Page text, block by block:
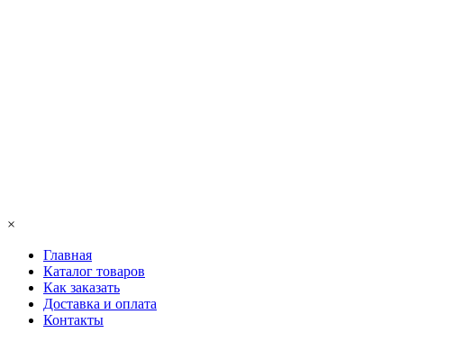
×
Главная
Каталог товаров
Как заказать
Доставка и оплата
Контакты